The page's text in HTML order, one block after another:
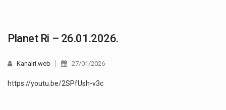
Planet Ri – 26.01.2026.
Kanalri.web 27/01/2026
https://youtu.be/2SPfUsh-v3c